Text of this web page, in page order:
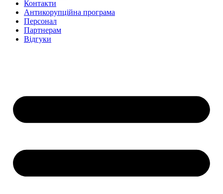
Контакти
Антикорупційна програма
Персонал
Партнерам
Відгуки